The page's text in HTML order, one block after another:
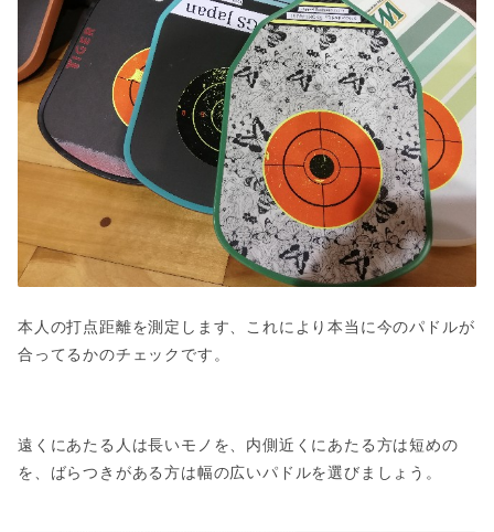
本人の打点距離を測定します、これにより本当に今のパドルが
合ってるかのチェックです。
遠くにあたる人は長いモノを、内側近くにあたる方は短めの
を、ばらつきがある方は幅の広いパドルを選びましょう。